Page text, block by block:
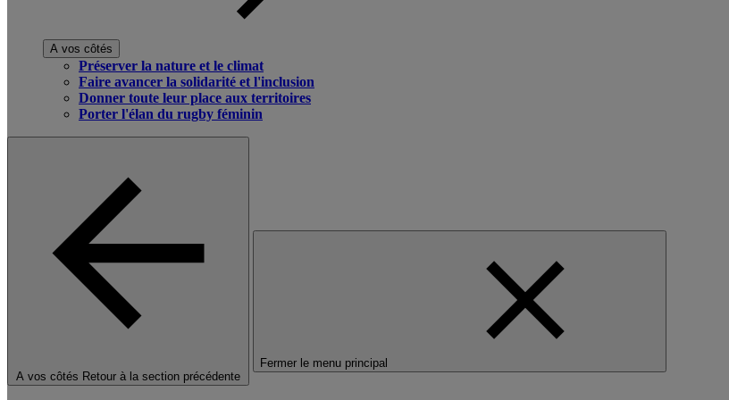
A vos côtés
Préserver la nature et le climat
Faire avancer la solidarité et l'inclusion
Donner toute leur place aux territoires
Porter l'élan du rugby féminin
A vos côtés Retour à la section précédente
Fermer le menu principal